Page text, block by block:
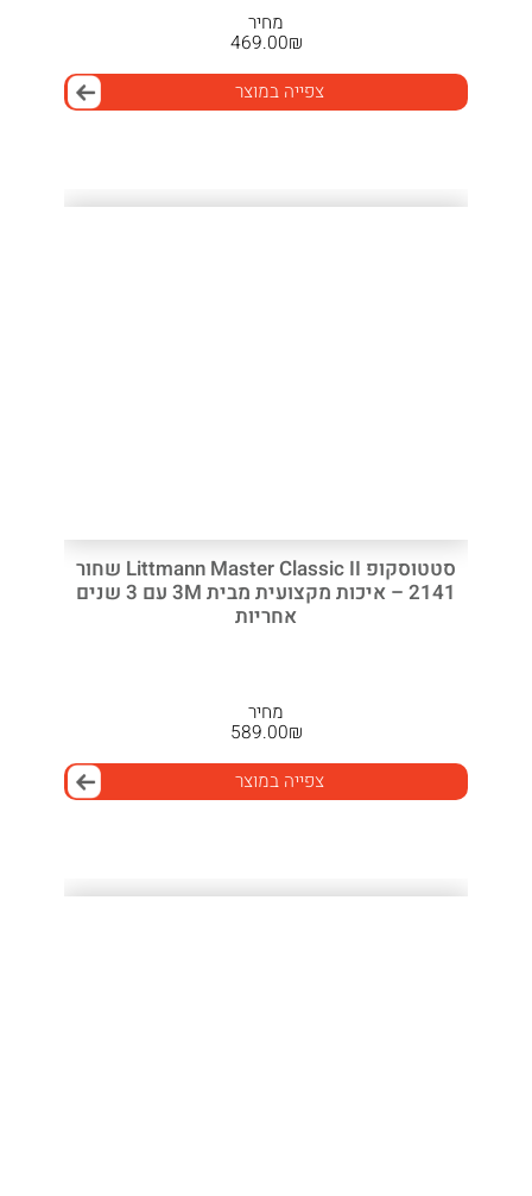
מחיר
₪
469.00
צפייה במוצר
סטטוסקופ Littmann Master Classic II שחור
2141 – איכות מקצועית מבית 3M עם 3 שנים
אחריות
מחיר
₪
589.00
צפייה במוצר